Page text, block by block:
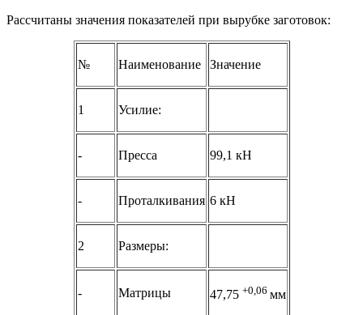
Рассчитаны значения показателей при вырубке заготовок:
№ Наименование Значение
1 Усилие:
- Пресса 99,1 кН
- Проталкивания 6 кН
2 Размеры:
- Матрицы 47,75 +0,06 мм